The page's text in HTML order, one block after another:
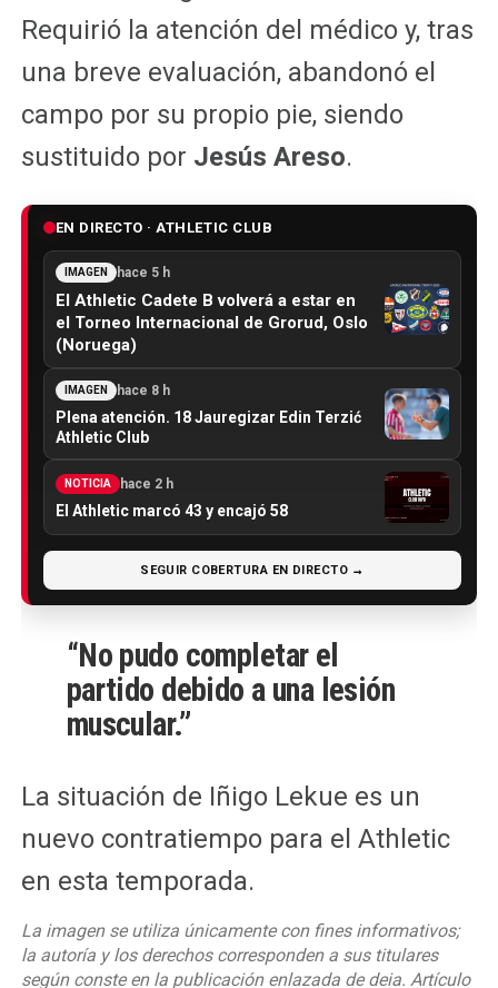
Requirió la atención del médico y, tras
una breve evaluación, abandonó el
campo por su propio pie, siendo
sustituido por Jesús Areso.
EN DIRECTO · ATHLETIC CLUB
IMAGEN hace 5 h
El Athletic Cadete B volverá a estar en
el Torneo Internacional de Grorud, Oslo
(Noruega)
IMAGEN hace 8 h
Plena atención. 18 Jauregizar Edin Terzić
Athletic Club
NOTICIA hace 2 h
El Athletic marcó 43 y encajó 58
SEGUIR COBERTURA EN DIRECTO →
“No pudo completar el
partido debido a una lesión
muscular.”
La situación de Iñigo Lekue es un
nuevo contratiempo para el Athletic
en esta temporada.
La imagen se utiliza únicamente con fines informativos;
la autoría y los derechos corresponden a sus titulares
según conste en la publicación enlazada de deia. Artículo